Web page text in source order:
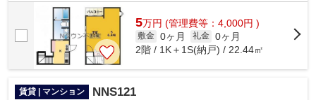
練された設計の内装を持つデザイナーズ...
5万円 (管理費等：4,000円 )
敷金 0ヶ月 礼金 0ヶ月
2階 / 1K＋1S(納戸) / 22.44㎡
賃貸 | マンション NNS121